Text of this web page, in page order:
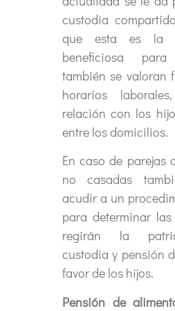
custodia
que esta es la
beneficiosa
también se valoran
horarios
relación con los
entre los domicilios.
En caso de parejas
no casadas
acudir a un
para determinar
regirán la
custodia y pensión
favor de los hijos.
Pensión de